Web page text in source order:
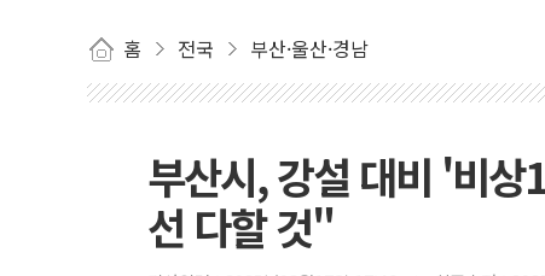
홈 전국 부산·울산·경남
부산시, 강설 대비 '비
선 다할 것"